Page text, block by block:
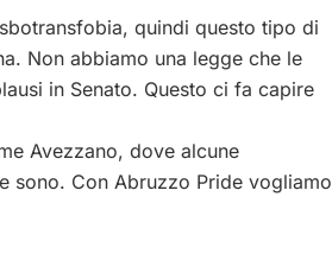
quindi questo tipo di
Non abbiamo una legge che le
in Senato. Questo ci fa capire
Avezzano, dove alcune
sono. Con Abruzzo Pride vogliamo